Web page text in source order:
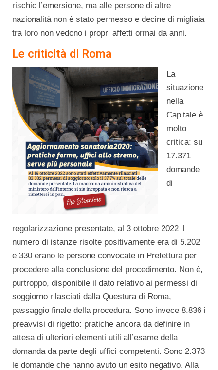
rischio l’emersione, ma alle persone di altre
nazionalità non è stato permesso e decine di migliaia
tra loro non vedono i propri affetti ormai da anni.
Le criticità di Roma
La
situazione
nella
Capitale è
molto
critica: su
17.371
domande
di
regolarizzazione presentate, al 3 ottobre 2022 il
numero di istanze risolte positivamente era di 5.202
e 330 erano le persone convocate in Prefettura per
procedere alla conclusione del procedimento. Non è,
purtroppo, disponibile il dato relativo ai permessi di
soggiorno rilasciati dalla Questura di Roma,
passaggio finale della procedura. Sono invece 8.836 i
preavvisi di rigetto: pratiche ancora da definire in
attesa di ulteriori elementi utili all’esame della
domanda da parte degli uffici competenti. Sono 2.373
le domande che hanno avuto un esito negativo. Alla